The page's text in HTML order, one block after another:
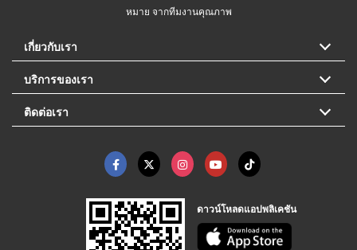
หมาย จากทีมงานคุณภาพ
เกี่ยวกับเรา
บริการของเรา
ติดต่อเรา
ดาวน์โหลดแอปพลิเคชัน